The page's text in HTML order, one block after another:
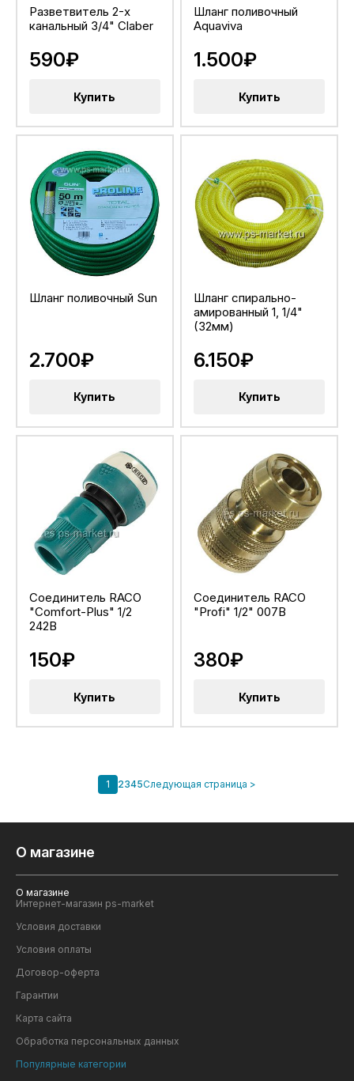
Разветвитель 2-х
канальный 3/4" Claber
590₽
Купить
Шланг поливочный
Aquaviva
1.500₽
Купить
Шланг поливочный Sun
2.700₽
Купить
Шланг спирально-
амированный 1, 1/4"
(32мм)
6.150₽
Купить
Соединитель RACO
"Comfort-Plus" 1/2
242B
150₽
Купить
Соединитель RACO
"Profi" 1/2" 007B
380₽
Купить
1 2345Следующая страница >
О магазине
О магазине
Интернет-магазин ps-market
Условия доставки
Условия оплаты
Договор-оферта
Гарантии
Карта сайта
Обработка персональных данных
Популярные категории